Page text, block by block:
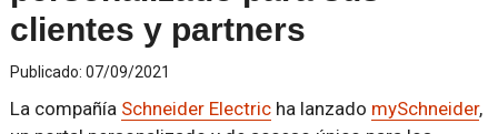
clientes y partners
Publicado: 07/09/2021
La compañía Schneider Electricha lanzado mySchneider,